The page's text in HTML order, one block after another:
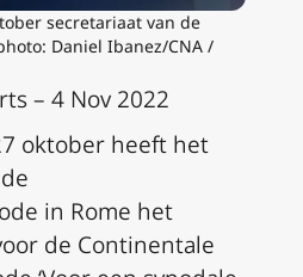
secretariaat van de
Daniel Ibanez/CNA /
– 4 Nov 2022
oktober heeft het
in Rome het
de Continentale